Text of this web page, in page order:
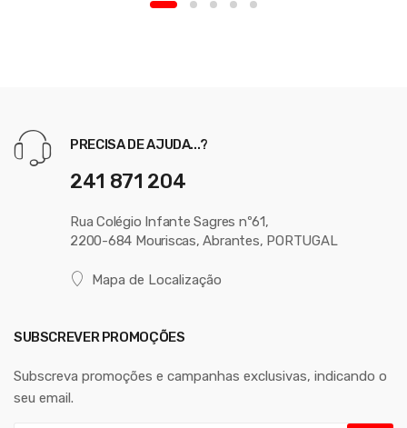
PRECISA DE AJUDA...?
241 871 204
Rua Colégio Infante Sagres nº61,
2200-684 Mouriscas, Abrantes, PORTUGAL
Mapa de Localização
SUBSCREVER PROMOÇÕES
Subscreva promoções e campanhas exclusivas, indicando o
seu email.